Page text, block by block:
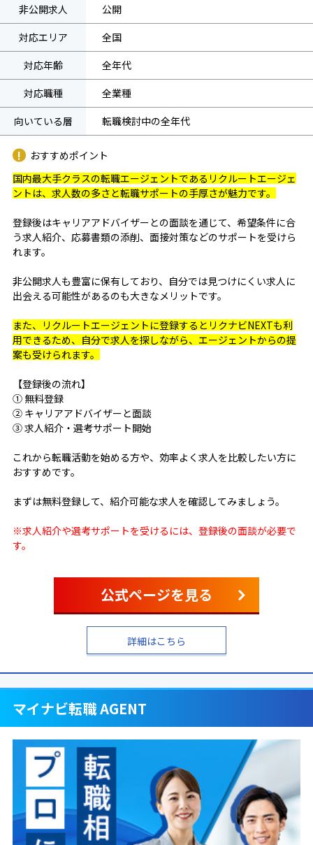
公式ページを見る
詳細はこちら
非公開求人
公開
対応エリア
全国
対応年齢
全年代
対応職種
全業種
向いている層
転職検討中の全年代
おすすめポイント
国内最大手クラスの転職エージェントであるリクルートエージェ
ントは、求人数の多さと転職サポートの手厚さが魅力です。
登録後はキャリアアドバイザーとの面談を通じて、希望条件に合
う求人紹介、応募書類の添削、面接対策などのサポートを受けら
れます。
非公開求人も豊富に保有しており、自分では見つけにくい求人に
出会える可能性があるのも大きなメリットです。
また、リクルートエージェントに登録するとリクナビNEXTも利
用できるため、自分で求人を探しながら、エージェントからの提
案も受けられます。
【登録後の流れ】
① 無料登録
② キャリアアドバイザーと面談
③ 求人紹介・選考サポート開始
これから転職活動を始める方や、効率よく求人を比較したい方に
おすすめです。
まずは無料登録して、紹介可能な求人を確認してみましょう。
※求人紹介や選考サポートを受けるには、登録後の面談が必要で
す。
マイナビ転職 AGENT